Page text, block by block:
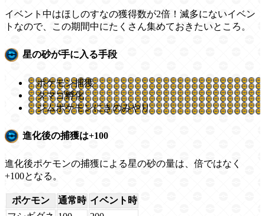
イベント中はほしのすなの獲得数が2倍！滅多にないイベン
トなので、この期間中にたくさん集めておきたいところ。
星の砂が手に入る手段
ポケモン捕獲
タマゴ孵化
ジムポケモンにきのみやり
進化後の捕獲は+100
進化後ポケモンの捕獲による星の砂の量は、倍ではなく
+100となる。
ポケモン 通常時 イベント時